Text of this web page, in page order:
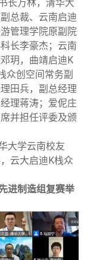
长万林，清华大
总裁、云南启迪
管理学院原副院
长李豪杰；云南
玥，曲靖启迪K
众创空间常务副
田兵，副总经理
理蒋涛；爱伲庄
并担任评委及颁
大学云南校友
云大启迪K栈众
进制造组复赛举